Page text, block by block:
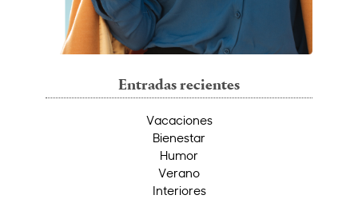
Entradas recientes
Vacaciones
Bienestar
Humor
Verano
Interiores